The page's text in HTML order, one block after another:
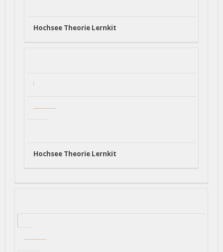
Hochsee Theorie Lernkit
Hochsee Theorie Lernkit